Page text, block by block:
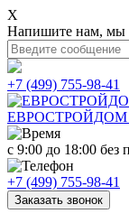
X
Напишите нам, мы
+7 (499) 755-98-41
ЕВРОСТРОЙДОМ
с 9:00 до 18:00 без
+7 (499) 755-98-41
Заказать звонок